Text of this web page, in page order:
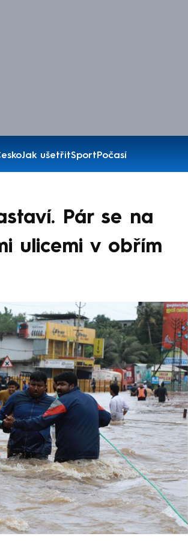
Jak ušetřitSportPočasí
Pár se na
ulicemi v obřím